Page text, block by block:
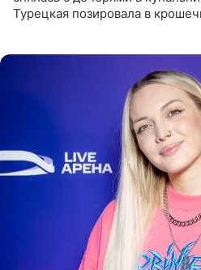
Турецкая позировала в